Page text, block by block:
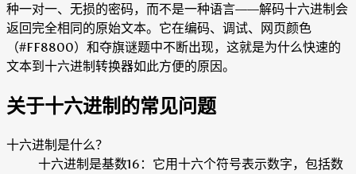
种一对一、无损的密码，而不是一种语言——解码十六进制会
返回完全相同的原始文本。它在编码、调试、网页颜色
（#FF8800）和夺旗谜题中不断出现，这就是为什么快速的
文本到十六进制转换器如此方便的原因。
关于十六进制的常见问题
十六进制是什么？
十六进制是基数16：它用十六个符号表示数字，包括数